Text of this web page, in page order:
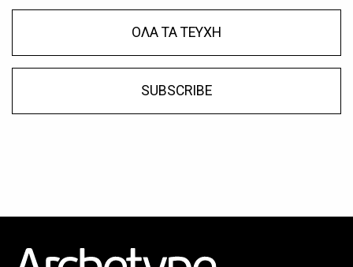
ΟΛΑ ΤΑ ΤΕΥΧΗ
SUBSCRIBE